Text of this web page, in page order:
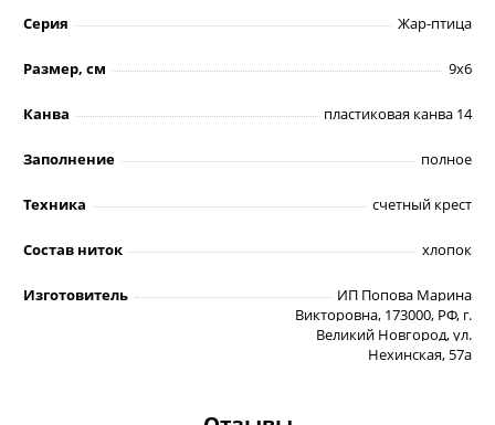
Серия Жар-птица
Размер, см 9х6
Канва пластиковая канва 14
Заполнение полное
Техника счетный крест
Состав ниток хлопок
Изготовитель
ИП Попова Марина
Викторовна, 173000, РФ, г.
Великий Новгород, ул.
Нехинская, 57а